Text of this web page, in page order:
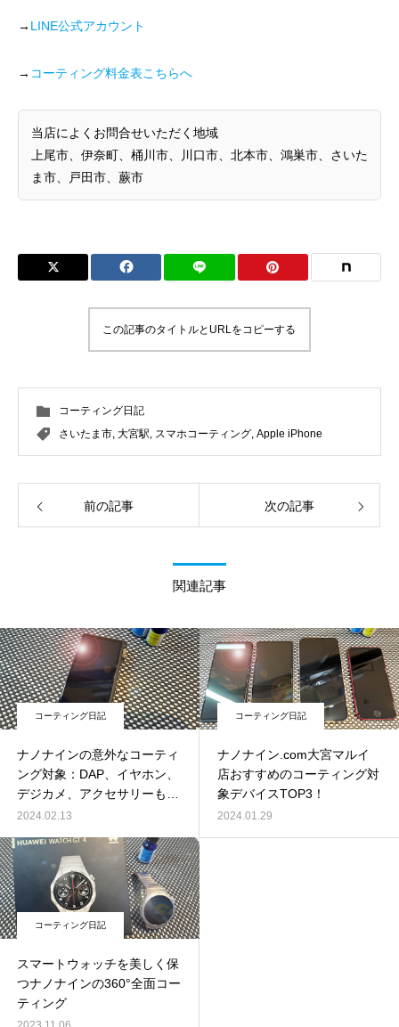
→ LINE公式アカウント
→ コーティング料金表こちらへ
当店によくお問合せいただく地域
上尾市、伊奈町、桶川市、川口市、北本市、鴻巣市、さいた
ま市、戸田市、蕨市
この記事のタイトルとURLをコピーする
コーティング日記
さいたま市, 大宮駅, スマホコーティング, Apple iPhone
前の記事 次の記事
関連記事
コーティング日記
ナノナインの意外なコーティ
ング対象：DAP、イヤホン、
デジカメ、アクセサリーも施
工可能！
2024.02.13
コーティング日記
ナノナイン.com大宮マルイ
店おすすめのコーティング対
象デバイスTOP3！
2024.01.29
コーティング日記
スマートウォッチを美しく保
つナノナインの360°全面コー
ティング